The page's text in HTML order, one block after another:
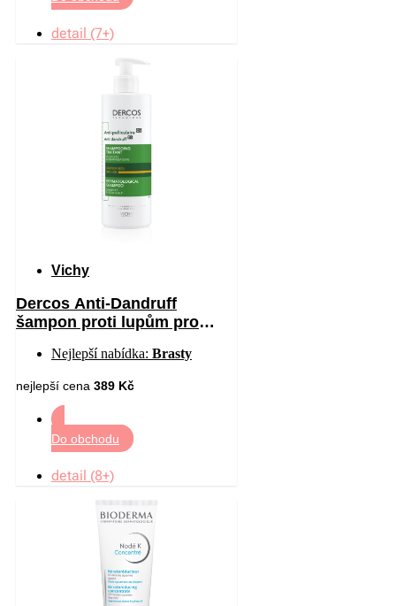
detail (7+)
Vichy
Dercos Anti-Dandruff
šampon proti lupům pro
Nejlepší nabídka: Brasty
nejlepší cena 389 Kč
Do obchodu
detail (8+)